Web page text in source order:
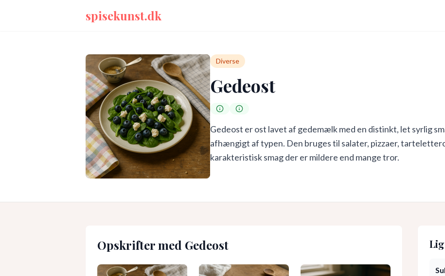
spisekunst.dk
Diverse
Gedeost
Gedeost er ost lavet af gedemælk med en distinkt, let syrlig
afhængigt af typen. Den bruges til salater, pizzaer,
karakteristisk smag der er mildere end mange tror.
Opskrifter med Gedeost